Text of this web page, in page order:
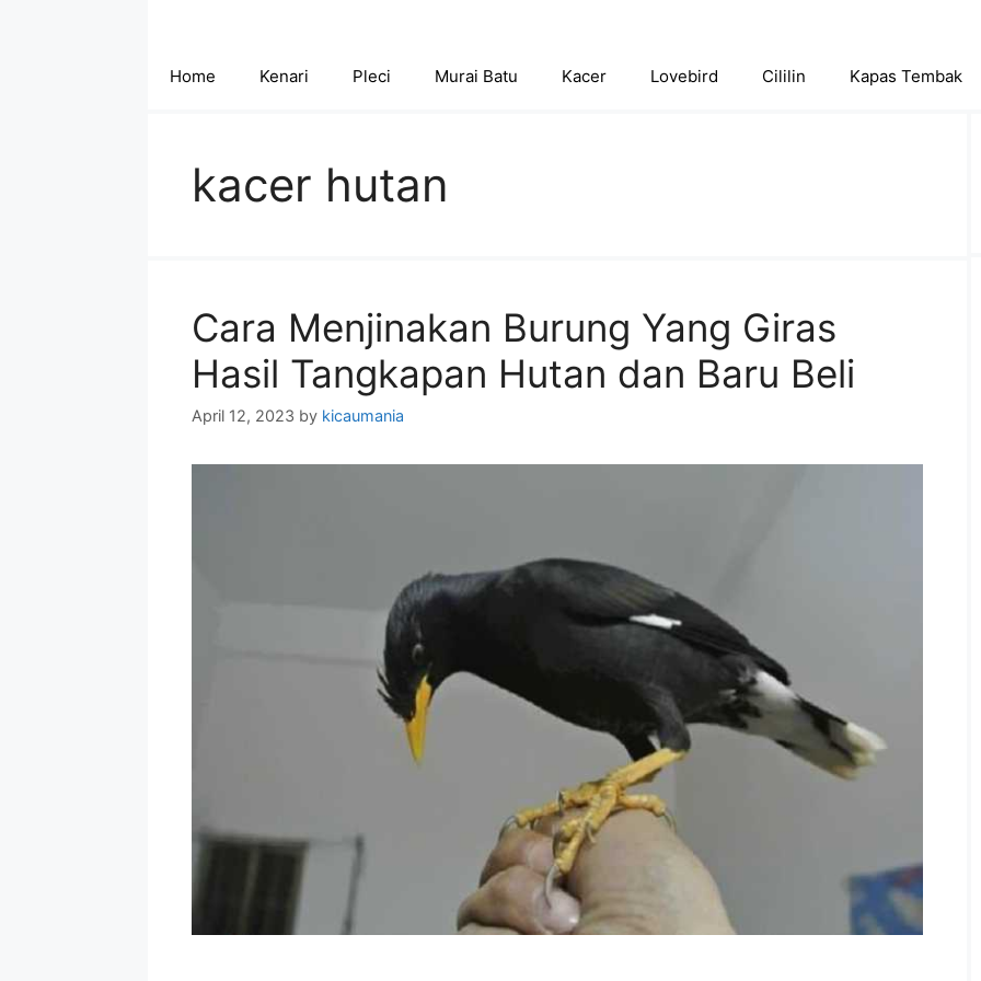
Home Kenari Pleci Murai Batu Kacer Lovebird Cililin Kapas Tembak
kacer hutan
Cara Menjinakan Burung Yang Giras
Hasil Tangkapan Hutan dan Baru Beli
April 12, 2023 by kicaumania